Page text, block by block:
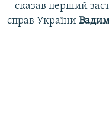
– сказав перший
справ України